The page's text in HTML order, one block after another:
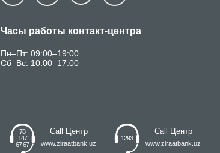
Часы работы контакт-центра
Пн–Пт: 09:00–19:00
Сб–Вс: 10:00–17:00
78
147
67 67
Call Центр
www.ziraatbank.uz
1293
Call Центр
www.ziraatbank.uz